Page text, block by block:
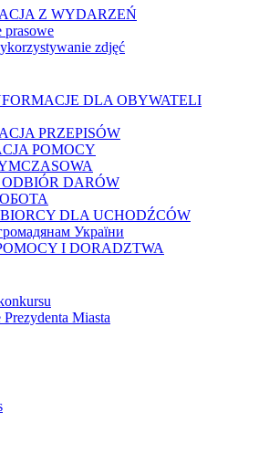
Z WYDARZEŃ
prasowe
zdjęć
DLA OBYWATELI
PRZEPISÓW
POMOCY
DARÓW
DLA UCHODŹCÓW
України
I DORADZTWA
Prezydenta Miasta